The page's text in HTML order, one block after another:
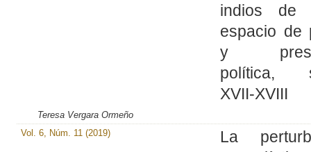
indios de
espacio de
y
política,
XVII-XVIII
Teresa Vergara Ormeño
Vol. 6, Núm. 11 (2019)
La